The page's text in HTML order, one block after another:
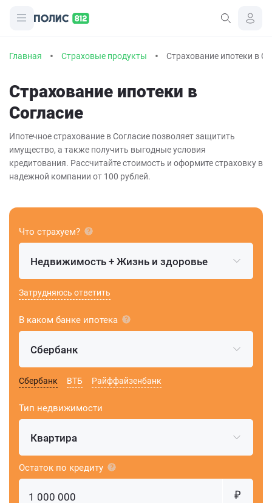
Главная Страховые продукты Страхование ипотеки в
Страхование ипотеки в
Согласие
Ипотечное страхование в Согласие позволяет защитить
имущество, а также получить выгодные условия
кредитования. Рассчитайте стоимость и оформите страховку в
надежной компании от 100 рублей.
Что страхуем?
Недвижимость + Жизнь и здоровье
Затрудняюсь ответить
В каком банке ипотека
Сбербанк
Сбербанк ВТБ Райффайзенбанк
Тип недвижимости
Квартира
Остаток по кредиту